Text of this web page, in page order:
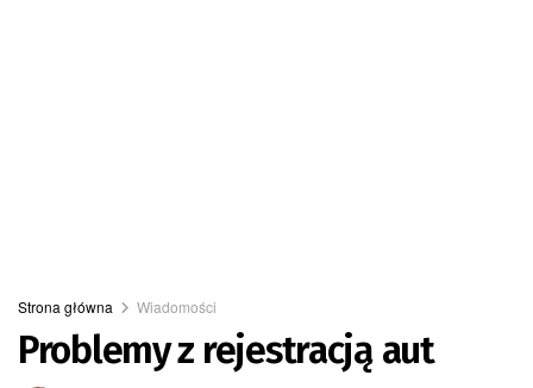
Strona główna Wiadomości
Problemy z rejestracją aut